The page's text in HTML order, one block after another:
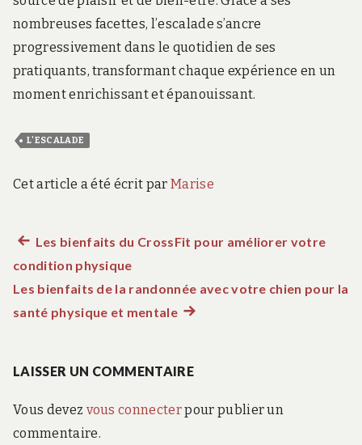
nombreuses facettes, l’escalade s’ancre
progressivement dans le quotidien de ses
pratiquants, transformant chaque expérience en un
moment enrichissant et épanouissant.
L'ESCALADE
Cet article a été écrit par Marise
Navigation
de
Article
précédent :
Les bienfaits du CrossFit pour améliorer votre
condition physique
Les bienfaits de la randonnée avec votre chien pour la
santé physique et mentaleArticle
LAISSER UN COMMENTAIRE
Vous devez vous connecterpour publier un
commentaire.